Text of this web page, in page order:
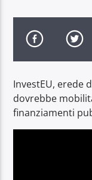
Radio Dolomiti
InvestEU, erede
dovrebbe
finanziamenti